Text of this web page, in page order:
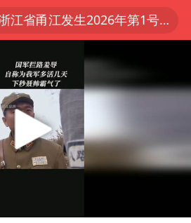
浙江省甬江发生2026年第1号洪水
白海豚北上或致京津冀暴雨
上海全力守护市民“菜篮子”